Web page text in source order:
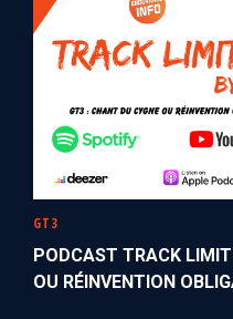
GT3
PODCAST TRACK
OU RÉINVENTION